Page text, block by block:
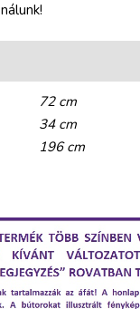
72 cm
34 cm
196 cm